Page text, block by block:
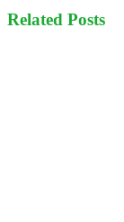
Related Posts